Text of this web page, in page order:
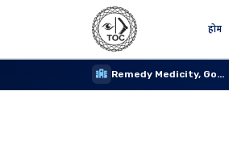
होम
Remedy Medicity, Gomti Nagar